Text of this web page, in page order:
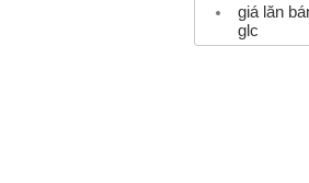
giá lăn
glc